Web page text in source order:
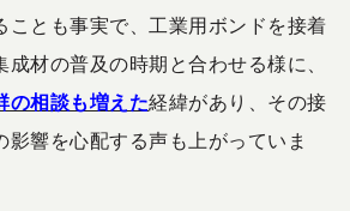
ことも事実で、工業用ボンドを接着
材の普及の時期と合わせる様に、
の相談も増えた経緯があり、その接
影響を心配する声も上がっていま